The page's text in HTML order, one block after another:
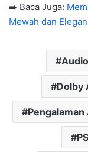
➡️ Baca Juga:
Mewah dan
Dolby
Pengalaman